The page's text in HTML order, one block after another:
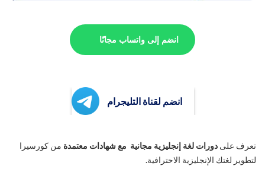
انضم إلى واتساب مجانًا
انضم لقناة التليجرام
تعرف على دورات لغة إنجليزية مجانية مع شهادات معتمدة من كورسيرا
لتطوير لغتك الإنجليزية الاحترافية.